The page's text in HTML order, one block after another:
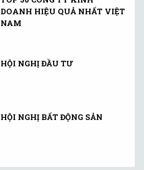
DOANH HIỆU QUẢ NHẤT VIỆT
NAM
HỘI NGHỊ ĐẦU TƯ
HỘI NGHỊ BẤT ĐỘNG SẢN